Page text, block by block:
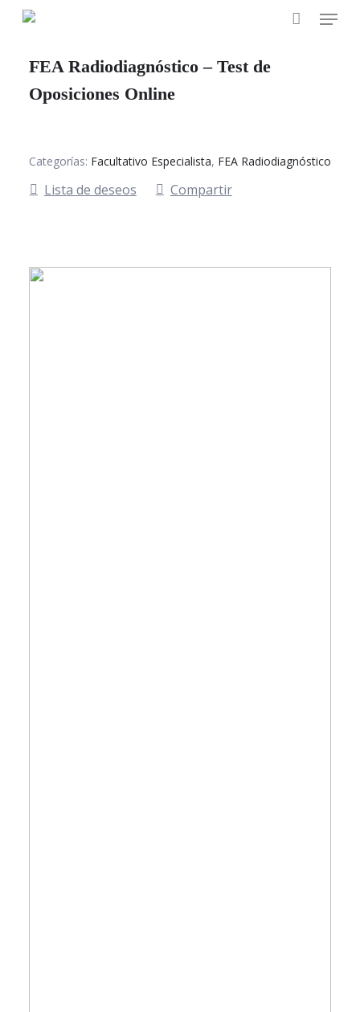
Skip
content
Menu
FEA Radiodiagnóstico – Test de
Oposiciones Online
Categorías: Facultativo Especialista, FEA Radiodiagnóstico
Lista de deseos Compartir